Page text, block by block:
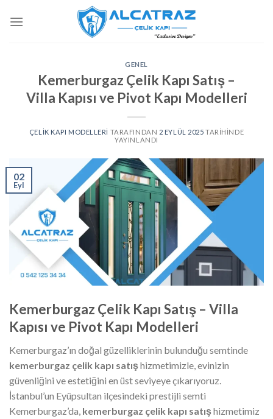
atla
GENEL
Kemerburgaz Çelik Kapı Satış –
Villa Kapısı ve Pivot Kapı Modelleri
ÇELIK KAPI MODELLERI TARAFINDAN 2 EYLÜL 2025 TARIHINDE
YAYINLANDI
02
Eyl
Kemerburgaz Çelik Kapı Satış – Villa
Kapısı ve Pivot Kapı Modelleri
Kemerburgaz’ın doğal güzelliklerinin bulunduğu semtinde
kemerburgaz çelik kapı satışhizmetimizle, evinizin
güvenliğini ve estetiğini en üst seviyeye çıkarıyoruz.
İstanbul’un Eyüpsultan ilçesindeki prestijli semti
Kemerburgaz’da, kemerburgaz çelik kapı satışhizmetimiz